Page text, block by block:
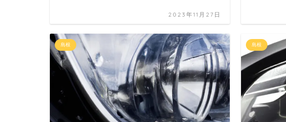
2023年11月27日
島根 島根